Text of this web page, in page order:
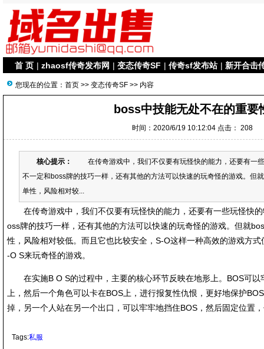
首 页 | zhaosf传奇发布网 | 变态传奇SF | 传奇sf发布站 | 新开合击
您现在的位置： 首页 >> 变态传奇SF >> 内容
boss中技能无处不在的重要
时间：2020/6/19 10:12:04 点击： 208
核心提示：
在传奇游戏中，我们不仅要有玩怪快的能力，还要有一
不一定和boss牌的技巧一样，还有其他的方法可以快速的玩奇怪的游戏。但
单性，风险相对较...
在传奇游戏中，我们不仅要有玩怪快的能力，还要有一些玩怪快的
oss牌的技巧一样，还有其他的方法可以快速的玩奇怪的游戏。但就
性，风险相对较低。而且它也比较安全，S-O这样一种高效的游戏方
-O S来玩奇怪的游戏。
在实施B O S的过程中，主要的核心环节反映在地形上。BOS可以
上，然后一个角色可以卡在BOS上，进行报复性仇恨，更好地保护
掉，另一个人站在另一个出口，可以牢牢地挡住BOS，然后固定位置
Tags:私服